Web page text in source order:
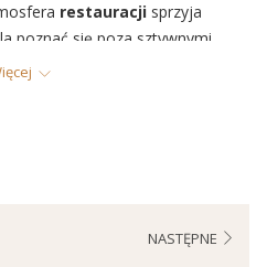
restauracji sprzyja
poznać się poza sztywnymi
można budować więzi, rozwijać
współpracy czy
NASTĘPNE